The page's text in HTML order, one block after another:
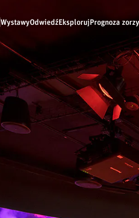
WystawyOdwiedźEksplorujPrognoza zorzy